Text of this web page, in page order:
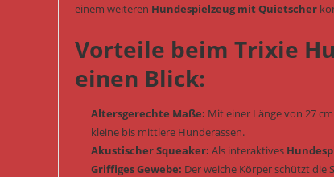
einem weiteren Hundespielzeug mit Quietscher
Vorteile beim Trixie
einen Blick:
Altersgerechte Maße: Mit einer Länge von 27
kleine bis mittlere Hunderassen.
Akustischer Squeaker: Als interaktives
Griffiges Gewebe: Der weiche Körper schützt die